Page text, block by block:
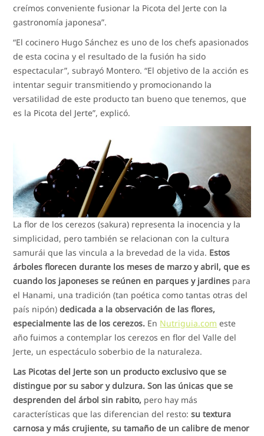
creímos conveniente fusionar la Picota del Jerte con la
gastronomía japonesa”.
“El cocinero Hugo Sánchez es uno de los chefs apasionados
de esta cocina y el resultado de la fusión ha sido
espectacular”, subrayó Montero. “El objetivo de la acción es
intentar seguir transmitiendo y promocionando la
versatilidad de este producto tan bueno que tenemos, que
es la Picota del Jerte”, explicó.
La flor de los cerezos (sakura) representa la inocencia y la
simplicidad, pero también se relacionan con la cultura
samurái que las vincula a la brevedad de la vida. Estos
árboles florecen durante los meses de marzo y abril, que es
cuando los japoneses se reúnen en parques y jardines para
el Hanami, una tradición (tan poética como tantas otras del
país nipón)dedicada a la observación de las flores,
especialmente las de los cerezos. En Nutriguia.com este
año fuimos a contemplar los cerezos en flor del Valle del
Jerte, un espectáculo soberbio de la naturaleza.
Las Picotas del Jerte son un producto exclusivo que se
distingue por su sabor y dulzura. Son las únicas que se
desprenden del árbol sin rabito, pero hay más
características que las diferencian del resto:su textura
carnosa y más crujiente, su tamaño de un calibre de menor